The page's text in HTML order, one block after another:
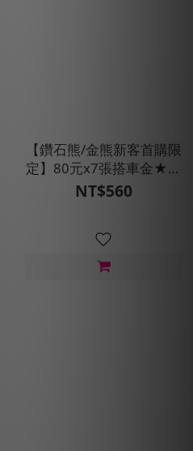
【鑽石熊/金熊新客首購限
定】80元x7張搭車金★現
折100元
NT$560